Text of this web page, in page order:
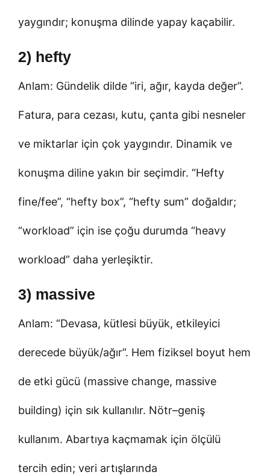
yaygındır; konuşma dilinde yapay kaçabilir.
2) hefty
Anlam: Gündelik dilde “iri, ağır, kayda değer”.
Fatura, para cezası, kutu, çanta gibi nesneler
ve miktarlar için çok yaygındır. Dinamik ve
konuşma diline yakın bir seçimdir. “Hefty
fine/fee”, “hefty box”, “hefty sum” doğaldır;
“workload” için ise çoğu durumda “heavy
workload” daha yerleşiktir.
3) massive
Anlam: “Devasa, kütlesi büyük, etkileyici
derecede büyük/ağır”. Hem fiziksel boyut hem
de etki gücü (massive change, massive
building) için sık kullanılır. Nötr–geniş
kullanım. Abartıya kaçmamak için ölçülü
tercih edin; veri artışlarında